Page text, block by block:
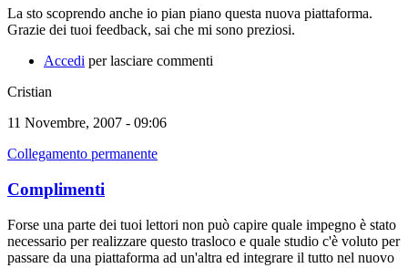
La sto scoprendo anche io pian piano questa nuova piattaforma.
Grazie dei tuoi feedback, sai che mi sono preziosi.
Accedi per lasciare commenti
Cristian
11 Novembre, 2007 - 09:06
Collegamento permanente
Complimenti
Forse una parte dei tuoi lettori non può capire quale impegno è stato
necessario per realizzare questo trasloco e quale studio c'è voluto per
passare da una piattaforma ad un'altra ed integrare il tutto nel nuovo